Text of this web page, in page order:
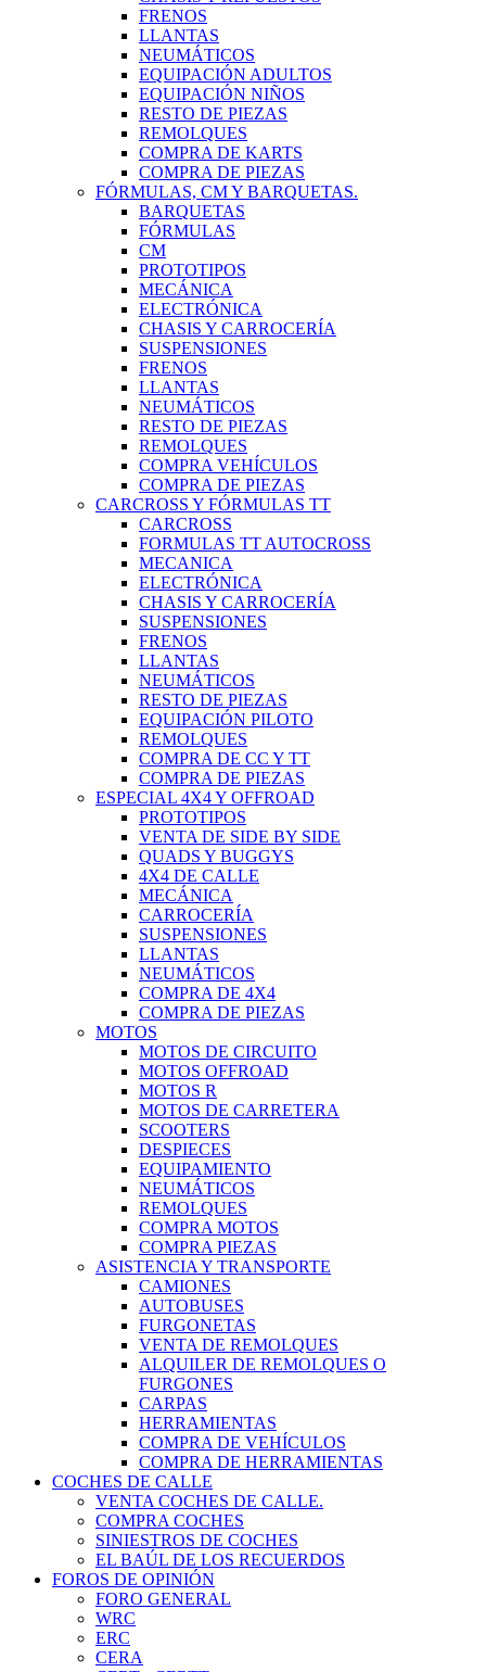
FRENOS
LLANTAS
NEUMÁTICOS
EQUIPACIÓN ADULTOS
EQUIPACIÓN NIÑOS
RESTO DE PIEZAS
REMOLQUES
COMPRA DE KARTS
COMPRA DE PIEZAS
FÓRMULAS, CM Y BARQUETAS.
BARQUETAS
FÓRMULAS
CM
PROTOTIPOS
MECÁNICA
ELECTRÓNICA
CHASIS Y CARROCERÍA
SUSPENSIONES
FRENOS
LLANTAS
NEUMÁTICOS
RESTO DE PIEZAS
REMOLQUES
COMPRA VEHÍCULOS
COMPRA DE PIEZAS
CARCROSS Y FÓRMULAS TT
CARCROSS
FORMULAS TT AUTOCROSS
MECANICA
ELECTRÓNICA
CHASIS Y CARROCERÍA
SUSPENSIONES
FRENOS
LLANTAS
NEUMÁTICOS
RESTO DE PIEZAS
EQUIPACIÓN PILOTO
REMOLQUES
COMPRA DE CC Y TT
COMPRA DE PIEZAS
ESPECIAL 4X4 Y OFFROAD
PROTOTIPOS
VENTA DE SIDE BY SIDE
QUADS Y BUGGYS
4X4 DE CALLE
MECÁNICA
CARROCERÍA
SUSPENSIONES
LLANTAS
NEUMÁTICOS
COMPRA DE 4X4
COMPRA DE PIEZAS
MOTOS
MOTOS DE CIRCUITO
MOTOS OFFROAD
MOTOS R
MOTOS DE CARRETERA
SCOOTERS
DESPIECES
EQUIPAMIENTO
NEUMÁTICOS
REMOLQUES
COMPRA MOTOS
COMPRA PIEZAS
ASISTENCIA Y TRANSPORTE
CAMIONES
AUTOBUSES
FURGONETAS
VENTA DE REMOLQUES
ALQUILER DE REMOLQUES O
FURGONES
CARPAS
HERRAMIENTAS
COMPRA DE VEHÍCULOS
COMPRA DE HERRAMIENTAS
COCHES DE CALLE
VENTA COCHES DE CALLE.
COMPRA COCHES
SINIESTROS DE COCHES
EL BAÚL DE LOS RECUERDOS
FOROS DE OPINIÓN
FORO GENERAL
WRC
ERC
CERA